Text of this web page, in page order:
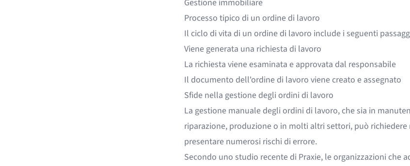
Gestione immobiliare
Processo tipico di un ordine di lavoro
Il ciclo di vita di un ordine di lavoro include i seguenti
Viene generata una richiesta di lavoro
La richiesta viene esaminata e approvata dal responsabile
Il documento dell'ordine di lavoro viene creato e assegnato
Sfide nella gestione degli ordini di lavoro
La gestione manuale degli ordini di lavoro, che sia in
riparazione, produzione o in molti altri settori, può
presentare numerosi rischi di errore.
Secondo uno studio recente di Praxie, le organizzazioni che